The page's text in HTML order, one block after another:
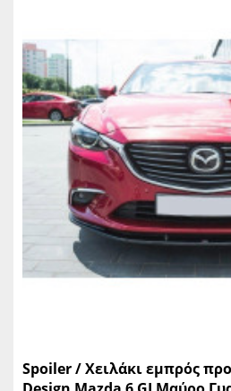
Spoiler / Χειλάκι εμπρός